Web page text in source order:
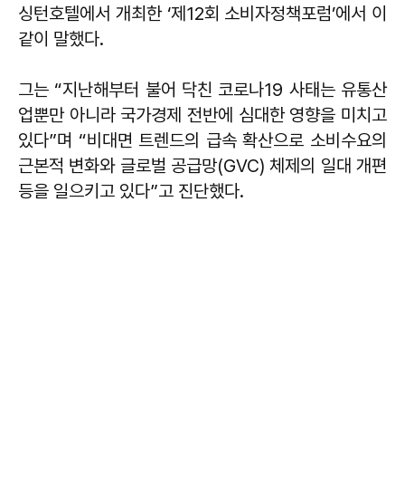
싱턴호텔에서 개최한 ‘제12회 소비자정책포럼’에서 이
같이 말했다.
그는 “지난해부터 불어 닥친 코로나19 사태는 유통산
업뿐만 아니라 국가경제 전반에 심대한 영향을 미치고
있다”며 “비대면 트렌드의 급속 확산으로 소비수요의
근본적 변화와 글로벌 공급망(GVC) 체제의 일대 개편
등을 일으키고 있다”고 진단했다.